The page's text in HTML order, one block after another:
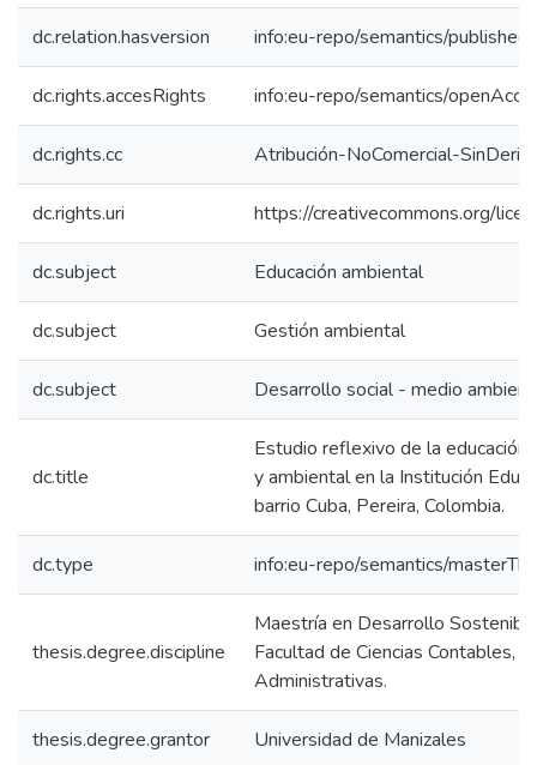
dc.relation.hasversion info:eu-repo/semantics/
dc.rights.accesRights info:eu-repo/semantics/
dc.rights.cc Atribución-NoComercial-
dc.rights.uri https://creativecommons.org/
dc.subject Educación ambiental
dc.subject Gestión ambiental
dc.subject Desarrollo social - medio
dc.title
Estudio reflexivo de la educación
y ambiental en la Institución
barrio Cuba, Pereira, Colombia.
dc.type info:eu-repo/semantics/
thesis.degree.discipline
Maestría en Desarrollo
Facultad de Ciencias Contables,
Administrativas.
thesis.degree.grantor Universidad de Manizales